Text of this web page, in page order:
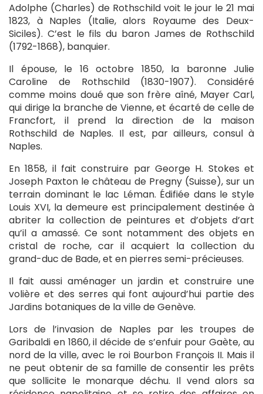
Adolphe (Charles) de Rothschild voit le jour le 21 mai
1823, à Naples (Italie, alors Royaume des Deux-
Siciles). C’est le fils du baron James de Rothschild
(1792-1868), banquier.
Il épouse, le 16 octobre 1850, la baronne Julie
Caroline de Rothschild (1830-1907). Considéré
comme moins doué que son frère aîné, Mayer Carl,
qui dirige la branche de Vienne, et écarté de celle de
Francfort, il prend la direction de la maison
Rothschild de Naples. Il est, par ailleurs, consul à
Naples.
En 1858, il fait construire par George H. Stokes et
Joseph Paxton le château de Pregny (Suisse), sur un
terrain dominant le lac Léman. Édifiée dans le style
Louis XVI, la demeure est principalement destinée à
abriter la collection de peintures et d’objets d’art
qu’il a amassé. Ce sont notamment des objets en
cristal de roche, car il acquiert la collection du
grand-duc de Bade, et en pierres semi-précieuses.
Il fait aussi aménager un jardin et construire une
volière et des serres qui font aujourd’hui partie des
Jardins botaniques de la ville de Genève.
Lors de l’invasion de Naples par les troupes de
Garibaldi en 1860, il décide de s’enfuir pour Gaète, au
nord de la ville, avec le roi Bourbon François II. Mais il
ne peut obtenir de sa famille de consentir les prêts
que sollicite le monarque déchu. Il vend alors sa